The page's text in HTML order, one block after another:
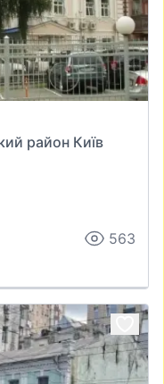
район Київ
563